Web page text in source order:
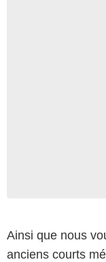
Ainsi que nous
anciens courts